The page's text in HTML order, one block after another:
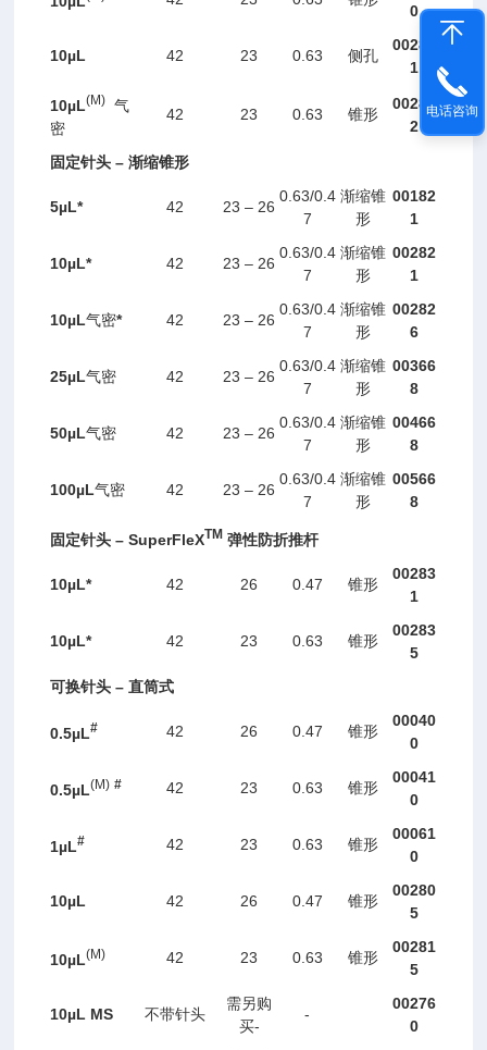
0
10µL 42 23 0.63 侧孔
00281
1
10µL(M)
气
密
42 23 0.63 锥形
00281
2
固定针头 – 渐缩锥形
5µL* 42 23 – 26
0.63/0.4
7
渐缩锥
形
00182
1
10µL* 42 23 – 26
0.63/0.4
7
渐缩锥
形
00282
1
10µL气密* 42 23 – 26
0.63/0.4
7
渐缩锥
形
00282
6
25µL气密 42 23 – 26
0.63/0.4
7
渐缩锥
形
00366
8
50µL气密 42 23 – 26
0.63/0.4
7
渐缩锥
形
00466
8
100µL气密 42 23 – 26
0.63/0.4
7
渐缩锥
形
00566
8
固定针头 – SuperFleXTM 弹性防折推杆
10µL* 42 26 0.47 锥形
00283
1
10µL* 42 23 0.63 锥形
00283
5
可换针头 –直筒式
0.5µL# 42 26 0.47 锥形
00040
0
0.5µL(M) # 42 23 0.63 锥形
00041
0
1µL# 42 23 0.63 锥形
00061
0
10µL 42 26 0.47 锥形
00280
5
10µL(M) 42 23 0.63 锥形
00281
5
10µL MS 不带针头
需另购
买-
-
00276
0
电话咨询